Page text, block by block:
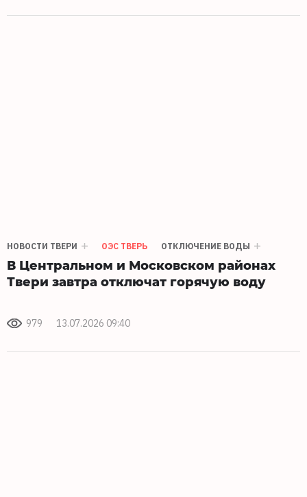
НОВОСТИ ТВЕРИ ОЭС ТВЕРЬ ОТКЛЮЧЕНИЕ ВОДЫ
В Центральном и Московском районах
Твери завтра отключат горячую воду
979 13.07.2026 09:40